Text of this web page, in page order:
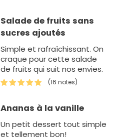
Salade de fruits sans
sucres ajoutés
Simple et rafraîchissant. On
craque pour cette salade
de fruits qui suit nos envies.
(16 notes)
Ananas à la vanille
Un petit dessert tout simple
et tellement bon!